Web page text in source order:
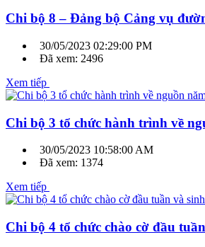
Chi bộ 8 – Đảng bộ Cảng vụ
30/05/2023 02:29:00 PM
Đã xem: 2496
Xem tiếp
Chi bộ 3 tổ chức hành trình về
30/05/2023 10:58:00 AM
Đã xem: 1374
Xem tiếp
Chi bộ 4 tổ chức chào cờ đầu